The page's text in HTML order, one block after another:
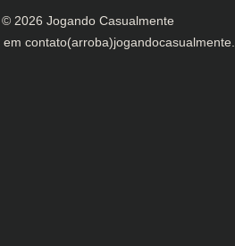
© 2026 Jogando Casualmente
em